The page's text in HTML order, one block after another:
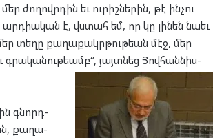
ժո­ղովր­դին եւ ու­րիշ­նե­րին, թէ ին­չու
է, վստահ եմ, որ կը լի­նեն նա­եւ
տե­ղը քա­ղա­քակր­թու­թեան մէջ, մեր
յայտ­նեց Յով­հան­նիս­
գնորդ­
քա­ղա­